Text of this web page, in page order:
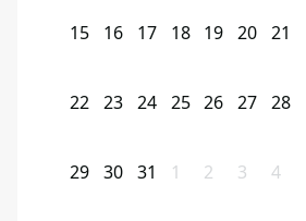
15 16 17 18 19 20 21
22 23 24 25 26 27 28
29 30 31 1 2 3 4